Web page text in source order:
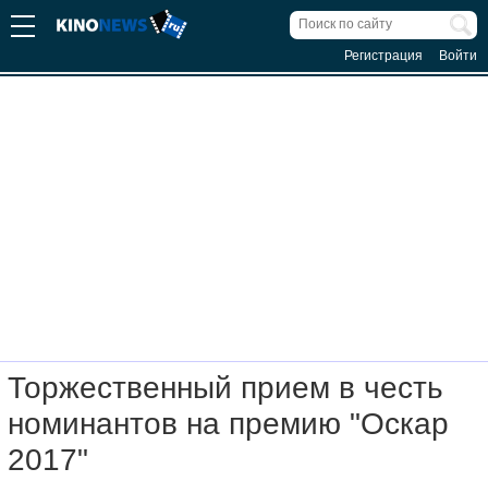
Регистрация Войти
Торжественный прием в честь
номинантов на премию "Оскар
2017"